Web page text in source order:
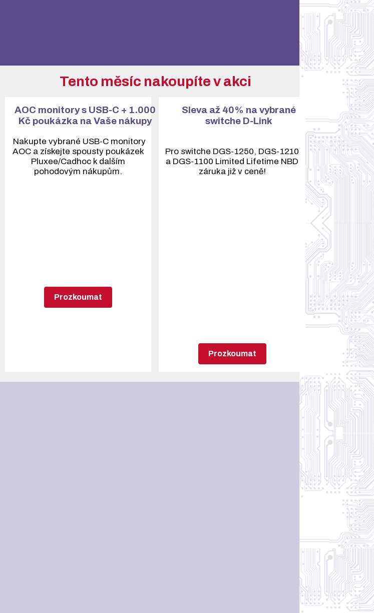
Tento měsíc nakoupíte v akci
AOC monitory s USB-C + 1.000
Kč poukázka na Vaše nákupy
Nakupte vybrané USB-C monitory
AOC a získejte spousty poukázek
Pluxee/Cadhoc k dalším
pohodovým nákupům.
Prozkoumat
Sleva až 40% na vybrané
switche D-Link
Pro switche DGS-1250, DGS-1210
a DGS-1100 Limited Lifetime NBD
záruka již v ceně!
Prozkoumat